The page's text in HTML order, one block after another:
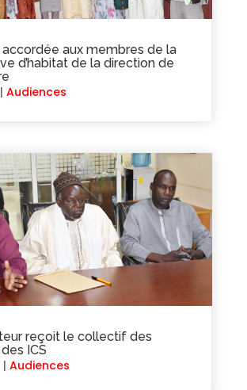
aux membres de la
d’habitat de la direction de
| Audiences
reçoit le collectif des
ICS
| Audiences